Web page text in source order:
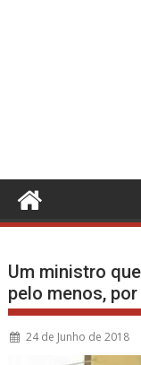
Um ministro
pelo menos, por
24 de Junho de 2018